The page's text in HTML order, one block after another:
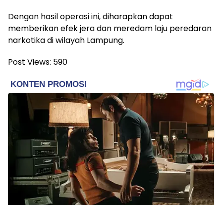
Dengan hasil operasi ini, diharapkan dapat
memberikan efek jera dan meredam laju peredaran
narkotika di wilayah Lampung.
Post Views: 590